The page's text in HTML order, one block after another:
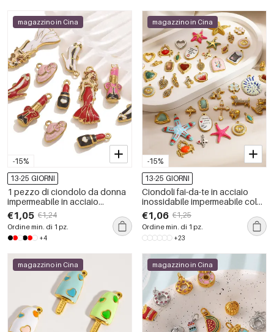
-15%
magazzino in Cina
13-25 GIORNI
1 pezzo di ciondolo da donna
impermeabile in acciaio
inossidabile fai da te
€1,05 €1,24
Ordine min. di 1 pz.
+4
-15%
magazzino in Cina
13-25 GIORNI
Ciondoli fai-da-te in acciaio
inossidabile impermeabile color
oro, stile oceanico
€1,06 €1,25
Ordine min. di 1 pz.
+23
magazzino in Cina magazzino in Cina